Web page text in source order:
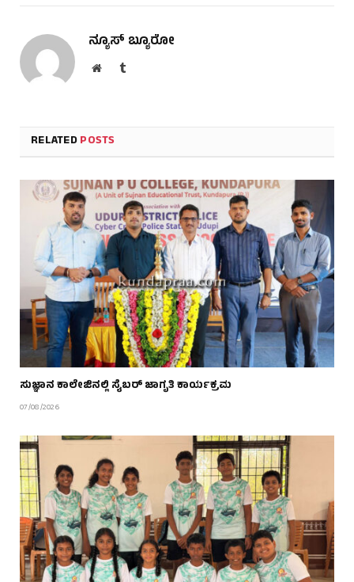
ನ್ಯೂಸ್ ಬ್ಯೂರೋ
WebsiteTumblr
RELATEDPOSTS
ಸುಜ್ಞಾನ ಕಾಲೇಜಿನಲ್ಲಿ ಸೈಬರ್ ಜಾಗೃತಿ ಕಾರ್ಯಕ್ರಮ
07/08/2026